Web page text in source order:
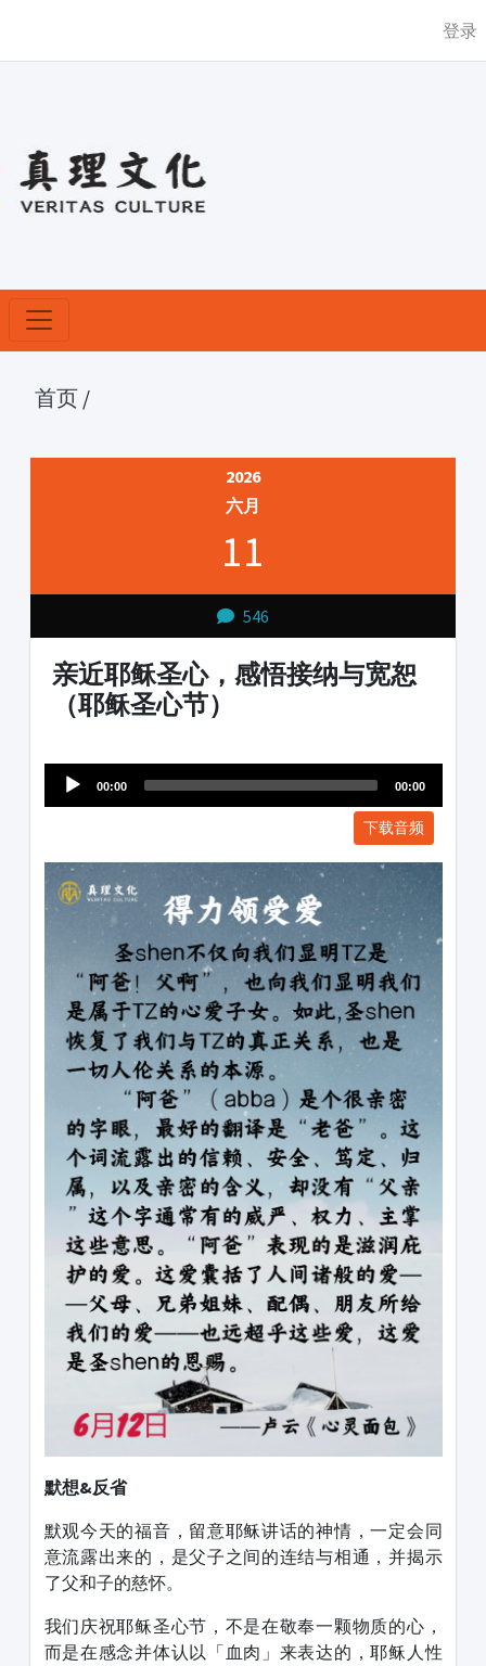
登录
首页 /
2026
六月
11
546
亲近耶稣圣心，感悟接纳与宽恕
（耶稣圣心节）
Player
00:00 00:00
下载音频
默想&反省
默观今天的福音，留意耶稣讲话的神情，一定会同
意流露出来的，是父子之间的连结与相通，并揭示
了父和子的慈怀。
我们庆祝耶稣圣心节，不是在敬奉一颗物质的心，
而是在感念并体认以「血肉」来表达的，耶稣人性